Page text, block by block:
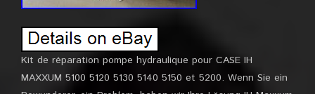
Kit de réparation pompe hydraulique pour CASE IH
MAXXUM 5100 5120 5130 5140 5150 et 5200. Wenn Sie ein